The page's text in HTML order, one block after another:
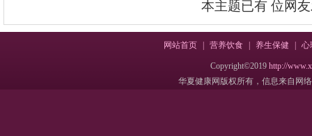
本主题已有 位网
网站首页 营养饮食 养生保健 心
Copyright©2019http://
华夏健康网版权所有，信息来自网